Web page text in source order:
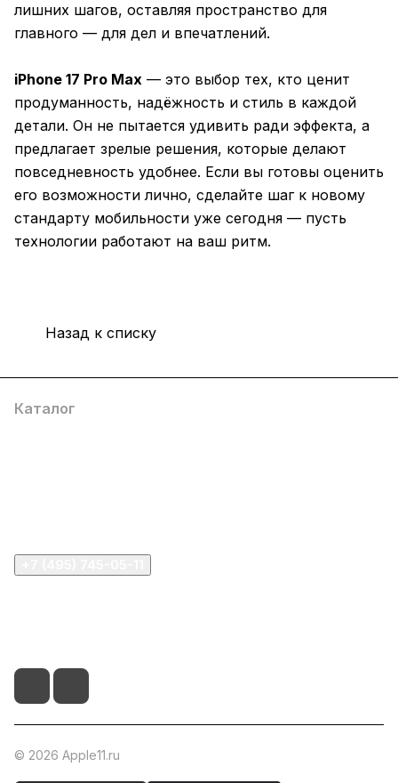
лишних шагов, оставляя пространство для
главного — для дел и впечатлений.
iPhone 17 Pro Max — это выбор тех, кто ценит
продуманность, надёжность и стиль в каждой
детали. Он не пытается удивить ради эффекта, а
предлагает зрелые решения, которые делают
повседневность удобнее. Если вы готовы оценить
его возможности лично, сделайте шаг к новому
стандарту мобильности уже сегодня — пусть
технологии работают на ваш ритм.
Назад к списку
Каталог
© 2026 Apple11.ru